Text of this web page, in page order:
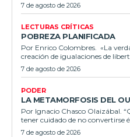
7 de agosto de 2026
LECTURAS CRÍTICAS
POBREZA PLANIFICADA
Por Enrico Colombres. «La
creación de igualaciones de
7 de agosto de 2026
PODER
LA METAMORFOSIS DEL
Por Ignacio Chasco Olaizábal.
tener cuidado de no convertirse
7 de agosto de 2026